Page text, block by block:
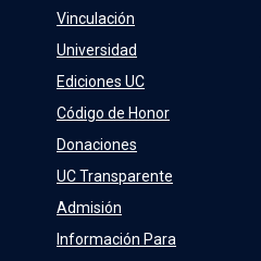
Vinculación
Universidad
Ediciones UC
Código de Honor
Donaciones
UC Transparente
Admisión
Información Para